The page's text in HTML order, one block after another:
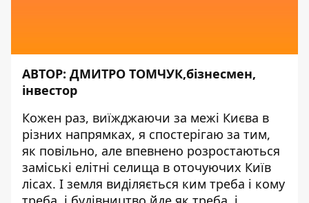
АВТОР: ДМИТРО ТОМЧУК,бізнесмен,
інвестор
Кожен раз, виїжджаючи за межі Києва в
різних напрямках, я спостерігаю за тим,
як повільно, але впевнено розростаються
заміські елітні селища в оточуючих Київ
лісах. І земля виділяється ким треба і кому